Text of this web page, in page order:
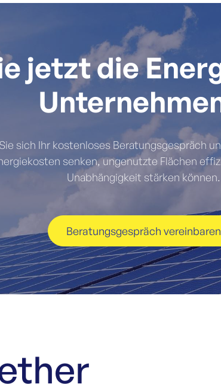
jetzt die
sich Ihr kostenloses Beratungsgespräch
senken, ungenutzte Flächen
Unabhängigkeit stärken können.
Beratungsgespräch vereinbaren